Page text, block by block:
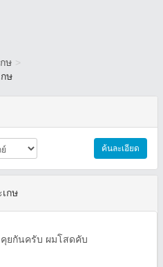
ษ >
ษ
ค้นละเอียด
กษ
ยกันครับ ผมโสดคับ